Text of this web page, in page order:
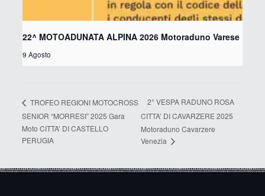
22^ MOTOADUNATA ALPINA 2026 Motoraduno Varese
9 Agosto
TROFEO REGIONI MOTOCROSS
SENIOR “MORRESI” 2025 Gara
Moto CITTA’ DI CASTELLO
PERUGIA
2° VESPA RADUNO ROSA
CITTA’ DI CAVARZERE 2025
Motoraduno Cavarzere
Venezia